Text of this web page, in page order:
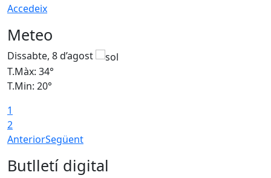
Accedeix
Meteo
Dissabte, 8 d’agost
T.Màx: 34°
T.Min: 20°
1
2
AnteriorSegüent
Butlletí digital